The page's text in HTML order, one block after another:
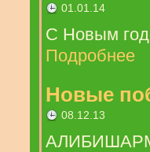
01.01.14
С Новым
Подробнее
Новые
08.12.13